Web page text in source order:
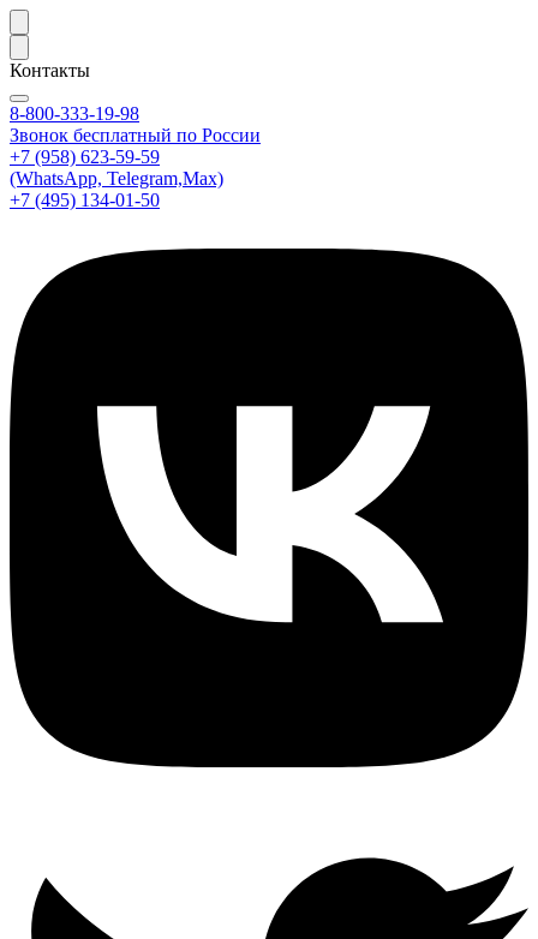
Контакты
8-800-333-19-98
Звонок бесплатный по России
+7 (958) 623-59-59
(WhatsApp, Telegram,Max)
+7 (495) 134-01-50